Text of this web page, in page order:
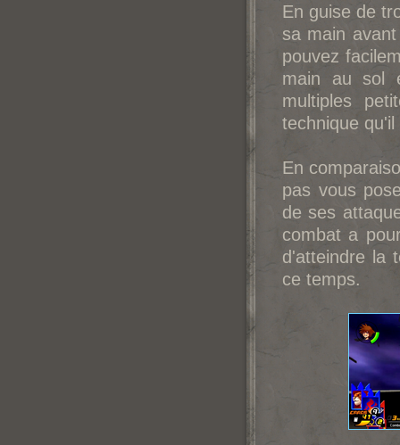
En guise de
sa main
pouvez
main au sol
multiples
technique
En
pas vous
de ses
combat a
d'atteindre la
ce temps.